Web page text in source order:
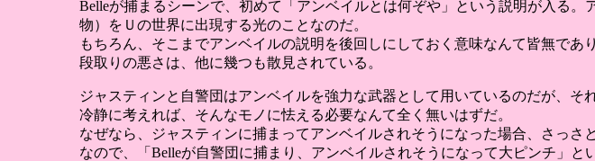
Belleが捕まるシーンで、初めて「アンベイルとは何ぞや」という説明が入る
物）をＵの世界に出現する光のことなのだ。
もちろん、そこまでアンベイルの説明を後回しにしておく意味なんて皆無であ
段取りの悪さは、他に幾つも散見されている。
ジャスティンと自警団はアンベイルを強力な武器として用いているのだが、そ
冷静に考えれば、そんなモノに怯える必要なんて全く無いはずだ。
なぜなら、ジャスティンに捕まってアンベイルされそうになった場合、さっさ
なので、「Belleが自警団に捕まり、アンベイルされそうになって大ピンチ」と